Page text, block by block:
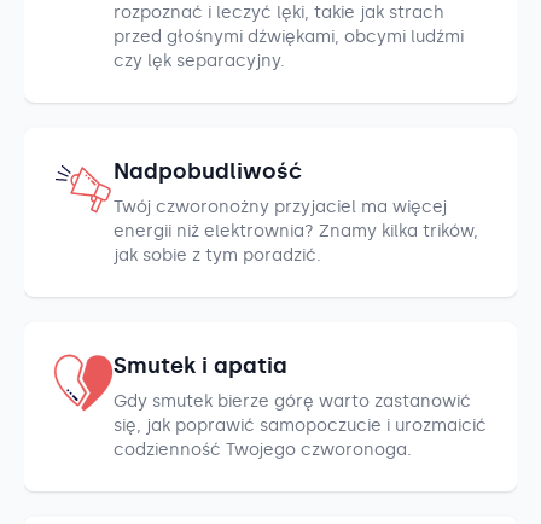
rozpoznać i leczyć lęki, takie jak strach
przed głośnymi dźwiękami, obcymi ludźmi
czy lęk separacyjny.
Nadpobudliwość
Twój czworonożny przyjaciel ma więcej
energii niż elektrownia? Znamy kilka trików,
jak sobie z tym poradzić.
Smutek i apatia
Gdy smutek bierze górę warto zastanowić
się, jak poprawić samopoczucie i urozmaicić
codzienność Twojego czworonoga.